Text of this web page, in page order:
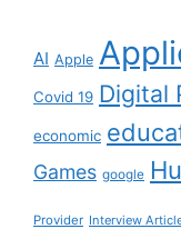
AI Apple
Covid 19 Digital
economic
Games google
Provider Interview